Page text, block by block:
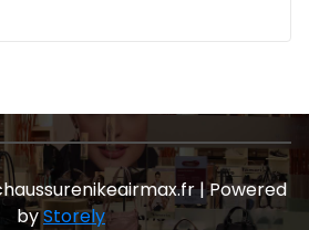
| Powered
byStorely